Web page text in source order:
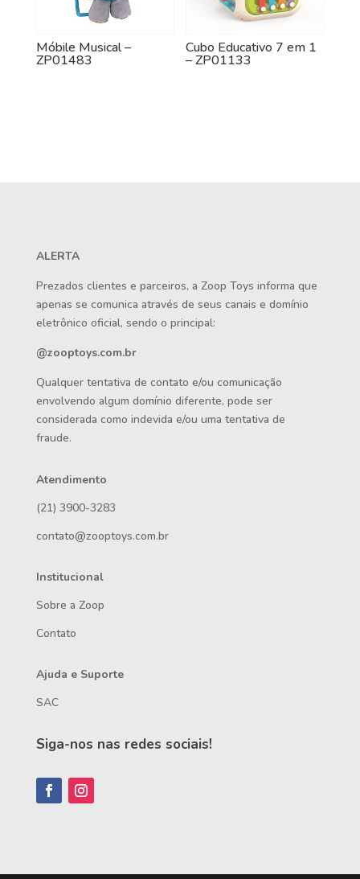
Móbile Musical –
ZP01483
Cubo Educativo 7 em 1
– ZP01133
ALERTA
Prezados clientes e parceiros, a Zoop Toys informa que
apenas se comunica através de seus canais e domínio
eletrônico oficial, sendo o principal:
@zooptoys.com.br
Qualquer tentativa de contato e/ou comunicação
envolvendo algum domínio diferente, pode ser
considerada como indevida e/ou uma tentativa de
fraude.
Atendimento
(21) 3900-3283
contato@zooptoys.com.br
Institucional
Sobre a Zoop
Contato
Ajuda e Suporte
SAC
Siga-nos nas redes sociais!